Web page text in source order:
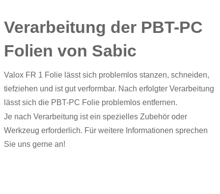
Verarbeitung der PBT-PC
Folien von Sabic
Valox FR 1 Folie lässt sich problemlos stanzen, schneiden,
tiefziehen und ist gut verformbar. Nach erfolgter Verarbeitung
lässt sich die PBT-PC Folie problemlos entfernen.
Je nach Verarbeitung ist ein spezielles Zubehör oder
Werkzeug erforderlich. Für weitere Informationen sprechen
Sie uns gerne an!